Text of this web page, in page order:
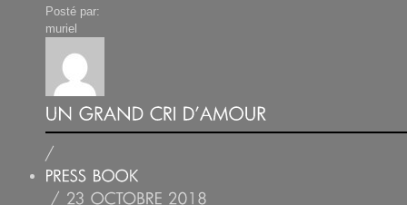
Posté par:
muriel